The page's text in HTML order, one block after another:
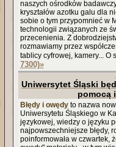
naszych ośrodków
kryształów azotku galu dla
sobie o tym przypomnieć w
technologii związanych ze
przecenienia. Z
rozmawiamy przez
tablicy cyfrowej, kamery... O
7300)»
Uniwersytet Śląski
pomocą
Błędy i owędyto nazwa
Uniwersytetu Śląskiego w
językowej, wiedzy o języku
najpowszechniejsze błędy,
poinformowała w czwartek,